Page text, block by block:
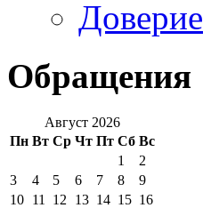
Доверие
Обращения
Август 2026
Пн Вт Ср Чт Пт Сб Вс
1
2
3
4 5 6 7 8
9
10 11 12 13 14 15 16